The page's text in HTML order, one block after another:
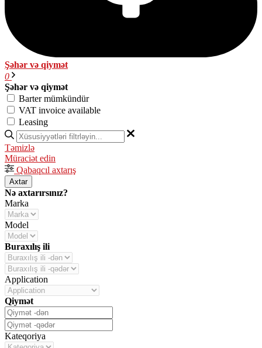
Şəhər və qiymət
0
Şəhər və qiymət
Barter mümkündür
VAT invoice available
Leasing
Təmizlə
Müraciət edin
Qabaqcıl axtarış
Axtar
Nə axtarırsınız?
Marka
Model
Buraxılış ili
Application
Qiymət
Kateqoriya